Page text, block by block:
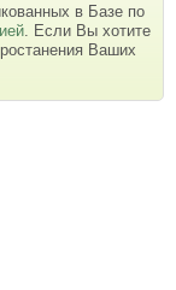
в Базе по
. Если Вы хотите
Ваших